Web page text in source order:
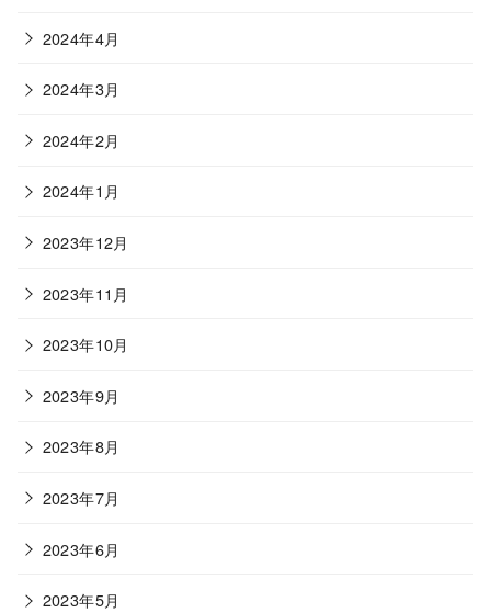
2024年4月
2024年3月
2024年2月
2024年1月
2023年12月
2023年11月
2023年10月
2023年9月
2023年8月
2023年7月
2023年6月
2023年5月